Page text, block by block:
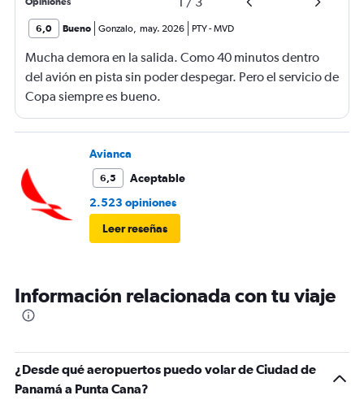
6,0 Bueno Gonzalo, may. 2026 PTY-MVD
Mucha demora en la salida. Como 40 minutos dentro
del avión en pista sin poder despegar. Pero el servicio de
Copa siempre es bueno.
Avianca
6,5
Aceptable
2.523 opiniones
Leer reseñas
Información relacionada con tu viaje
¿Desde qué aeropuertos puedo volar de Ciudad de
Panamá a Punta Cana?